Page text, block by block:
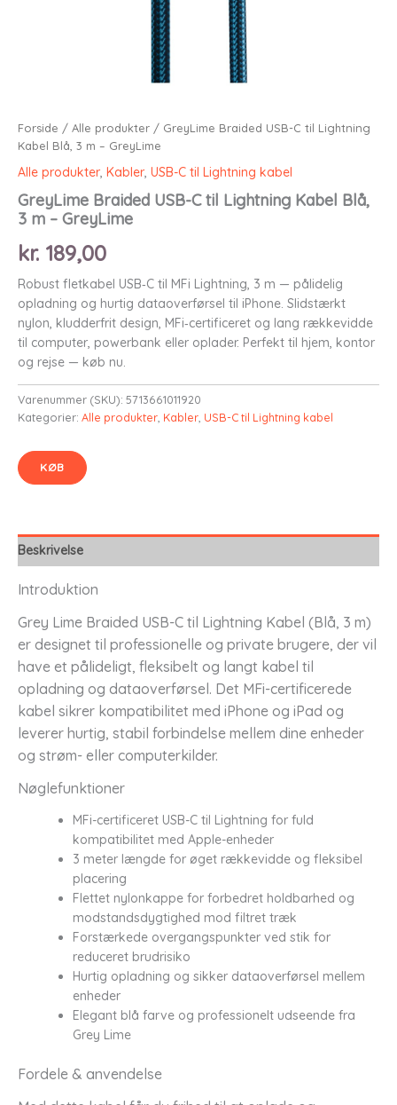
Forside / Alle produkter / GreyLime Braided USB-C til Lightning
Kabel Blå, 3 m – GreyLime
Alle produkter, Kabler, USB-C til Lightning kabel
GreyLime Braided USB-C til Lightning Kabel Blå,
3 m – GreyLime
kr. 189,00
Robust fletkabel USB‑C til MFi Lightning, 3 m — pålidelig
opladning og hurtig dataoverførsel til iPhone. Slidstærkt
nylon, kludderfrit design, MFi‑certificeret og lang rækkevidde
til computer, powerbank eller oplader. Perfekt til hjem, kontor
og rejse — køb nu.
Varenummer (SKU): 5713661011920
Kategorier: Alle produkter Kabler USB-C til Lightning kabel
KØB
Beskrivelse
Introduktion
Grey Lime Braided USB-C til Lightning Kabel (Blå, 3 m)
er designet til professionelle og private brugere, der vil
have et pålideligt, fleksibelt og langt kabel til
opladning og dataoverførsel. Det MFi-certificerede
kabel sikrer kompatibilitet med iPhone og iPad og
leverer hurtig, stabil forbindelse mellem dine enheder
og strøm- eller computerkilder.
Nøglefunktioner
MFi-certificeret USB-C til Lightning for fuld
kompatibilitet med Apple-enheder
3 meter længde for øget rækkevidde og fleksibel
placering
Flettet nylonkappe for forbedret holdbarhed og
modstandsdygtighed mod filtret træk
Forstærkede overgangspunkter ved stik for
reduceret brudrisiko
Hurtig opladning og sikker dataoverførsel mellem
enheder
Elegant blå farve og professionelt udseende fra
Grey Lime
Fordele & anvendelse